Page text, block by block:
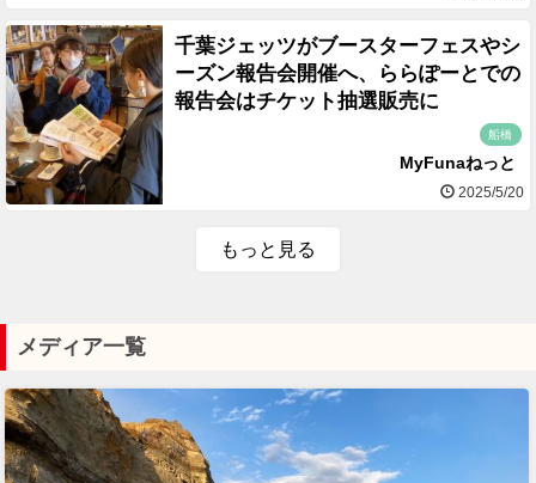
千葉ジェッツがブースターフェスやシ
ーズン報告会開催へ、ららぽーとでの
報告会はチケット抽選販売に
船橋
MyFunaねっと
2025/5/20
もっと見る
メディア一覧